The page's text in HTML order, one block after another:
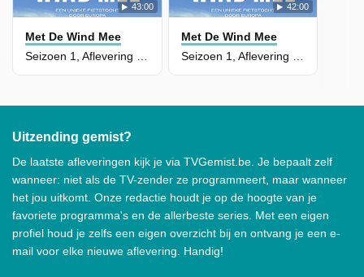
43:00
Met De Wind Mee
42:00
Met De Wind Mee
Uitzending gemist?
De laatste afleveringen kijk je via TVGemist.be. Je bepaalt zelf
wanneer: niet als de TV-zender ze programmeert, maar wanneer
het jou uitkomt. Onze redactie houdt je op de hoogte van je
favoriete programma's en de allerbeste series. Met een eigen
profiel houd je zelfs een eigen overzicht bij en ontvang je een e-
mail voor elke nieuwe aflevering. Handig!